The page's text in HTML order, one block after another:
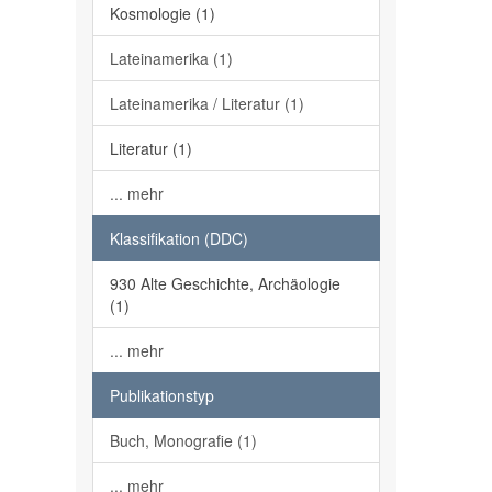
Kosmologie (1)
Lateinamerika (1)
Lateinamerika / Literatur (1)
Literatur (1)
... mehr
Klassifikation (DDC)
930 Alte Geschichte, Archäologie
(1)
... mehr
Publikationstyp
Buch, Monografie (1)
... mehr